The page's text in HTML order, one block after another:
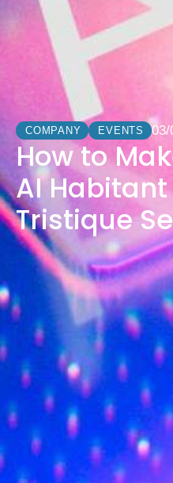
COMPANY EVENTS 03/
How to
AI
Tristique